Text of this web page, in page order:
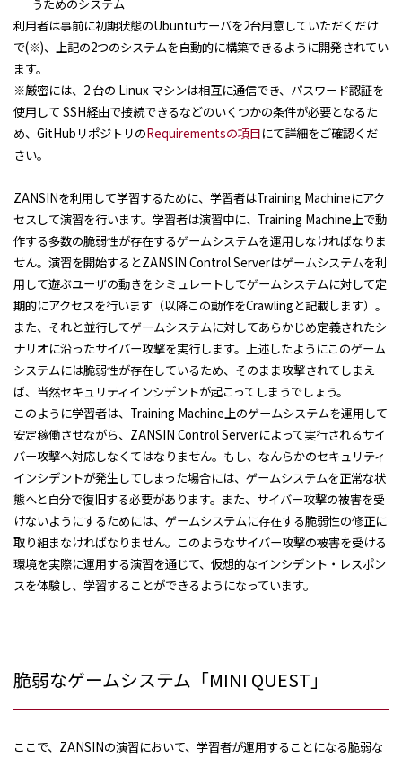
うためのシステム
利用者は事前に初期状態のUbuntuサーバを2台用意していただくだけ
で(※)、上記の2つのシステムを自動的に構築できるように開発されてい
ます。
※厳密には、 2 台の Linux マシンは相互に通信でき、パスワード認証を
使用して SSH経由で接続できるなどのいくつかの条件が必要となるた
め、 GitHub リポジトリのRequirementsの項目にて詳細をご確認くだ
さい。
ZANSINを利用して学習するために、学習者はTraining Machineにアク
セスして演習を行います。学習者は演習中に、 Training Machine 上で動
作する多数の脆弱性が存在するゲームシステムを運用しなければなりま
せん。演習を開始するとZANSIN Control Serverはゲームシステムを利
用して遊ぶユーザの動きをシミュレートしてゲームシステムに対して定
期的にアクセスを行います（以降この動作をCrawling と記載します）。
また、それと並行してゲームシステムに対してあらかじめ定義されたシ
ナリオに沿ったサイバー攻撃を実行します。上述したようにこのゲーム
システムには脆弱性が存在しているため、そのまま攻撃されてしまえ
ば、当然セキュリティインシデントが起こってしまうでしょう。
このように学習者は、 Training Machine 上のゲームシステムを運用して
安定稼働させながら、 ZANSIN Control Serverによって実行されるサイ
バー攻撃へ対応しなくてはなりません。もし、なんらかのセキュリティ
インシデントが発生してしまった場合には、ゲームシステムを正常な状
態へと自分で復旧する必要があります。また、サイバー攻撃の被害を受
けないようにするためには、ゲームシステムに存在する脆弱性の修正に
取り組まなければなりません。このようなサイバー攻撃の被害を受ける
環境を実際に運用する演習を通じて、仮想的なインシデント・レスポン
スを体験し、学習することができるようになっています。
脆弱なゲームシステム「MINI QUEST」
ここで、 ZANSINの演習において、学習者が運用することになる脆弱な